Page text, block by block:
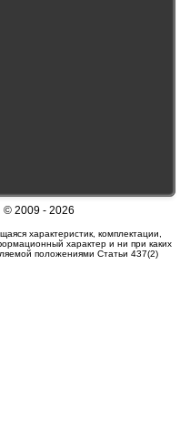
© 2009 - 2026
характеристик, комплектации,
характер и ни при каких
положениями Статьи 437(2)